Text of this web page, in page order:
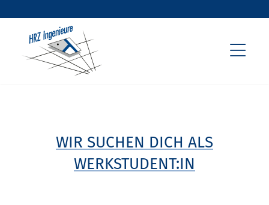
WIR SUCHEN DICH ALS
WERKSTUDENT:IN